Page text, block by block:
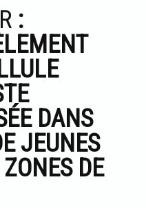
:
DANS
JEUNES
DE